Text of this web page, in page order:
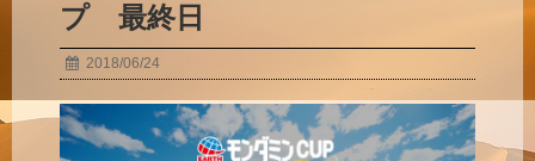
プ 最終日
2018/06/24